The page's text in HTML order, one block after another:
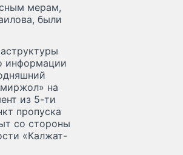
мерам,
были
информации
на
из 5-ти
пропуска
со стороны
«Калжат-